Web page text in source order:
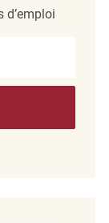
d’emploi